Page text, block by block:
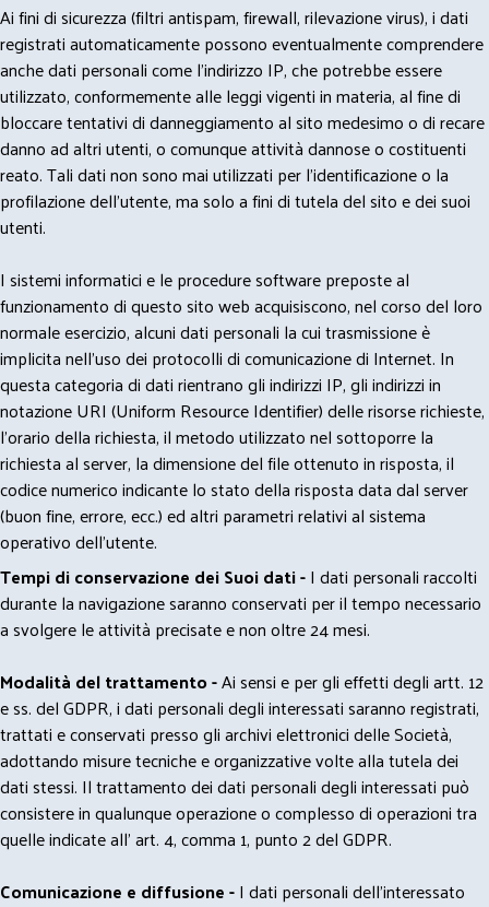
Ai fini di sicurezza (filtri antispam, firewall, rilevazione virus), i dati
registrati automaticamente possono eventualmente comprendere
anche dati personali come l'indirizzo IP, che potrebbe essere
utilizzato, conformemente alle leggi vigenti in materia, al fine di
bloccare tentativi di danneggiamento al sito medesimo o di recare
danno ad altri utenti, o comunque attività dannose o costituenti
reato. Tali dati non sono mai utilizzati per l'identificazione o la
profilazione dell'utente, ma solo a fini di tutela del sito e dei suoi
utenti.
I sistemi informatici e le procedure software preposte al
funzionamento di questo sito web acquisiscono, nel corso del loro
normale esercizio, alcuni dati personali la cui trasmissione è
implicita nell'uso dei protocolli di comunicazione di Internet. In
questa categoria di dati rientrano gli indirizzi IP, gli indirizzi in
notazione URI (Uniform Resource Identifier) delle risorse richieste,
l'orario della richiesta, il metodo utilizzato nel sottoporre la
richiesta al server, la dimensione del file ottenuto in risposta, il
codice numerico indicante lo stato della risposta data dal server
(buon fine, errore, ecc.) ed altri parametri relativi al sistema
operativo dell'utente.
Tempi di conservazione dei Suoi dati -I dati personali raccolti
durante la navigazione saranno conservati per il tempo necessario
a svolgere le attività precisate e non oltre 24 mesi.
Modalità del trattamento -Ai sensi e per gli effetti degli artt. 12
e ss. del GDPR, i dati personali degli interessati saranno registrati,
trattati e conservati presso gli archivi elettronici delle Società,
adottando misure tecniche e organizzative volte alla tutela dei
dati stessi. Il trattamento dei dati personali degli interessati può
consistere in qualunque operazione o complesso di operazioni tra
quelle indicate all' art. 4, comma 1, punto 2 del GDPR.
Comunicazione e diffusione -I dati personali dell’interessato